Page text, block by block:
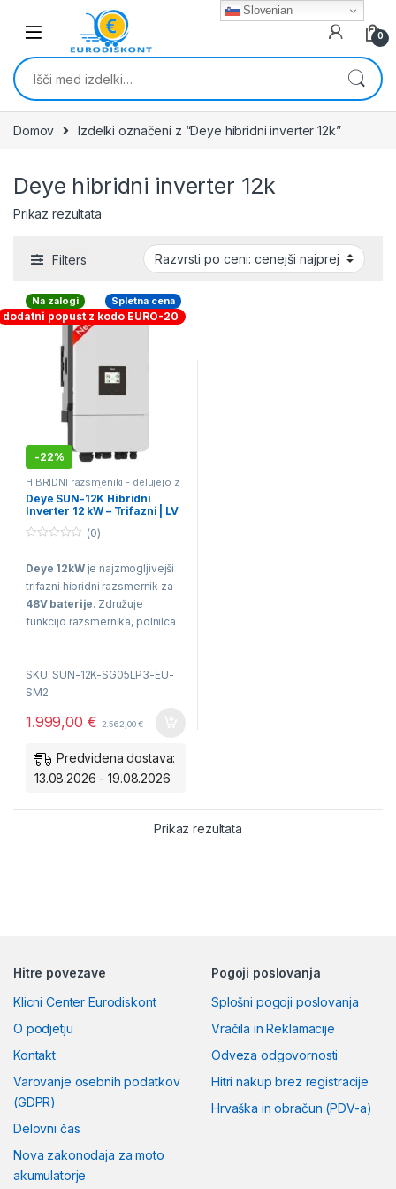
Skip to navigation
0
Išči:
Domov Izdelki označeni z “Deye hibridni inverter 12k”
Deye hibridni inverter 12k
Prikaz rezultata
Filters
Na zalogi
-22%
Spletna cena
dodatni popust z kodo EURO-20
HIBRIDNI razsmeniki - delujejo z
baterijami, Mrežni ON-GRID
Razsmerniki,Otočni OFF-GRID
Razsmerniki
Deye SUN-12K Hibridni
Inverter 12 kW – Trifazni | LV
EU-SM2
u
o
f
5
(0)
Deye 12kWje najzmogljivejši
trifazni hibridni razsmernik za
48V baterije. Združuje
funkcijo razsmernika, polnilca
Moč:12 kW (3-fazni).
cenovno ugodne 48V
Varnost:
preklop ob izpadu omrežja
100%
SKU: SUN-12K-SG05LP3-EU-
SM2
1.999,00 € 2.562,00€
Predvidena dostava:
13.08.2026 - 19.08.2026
Prikaz rezultata
Hitre povezave
Klicni Center Eurodiskont
O podjetju
Kontakt
Varovanje osebnih podatkov
(GDPR)
Delovni čas
Nova zakonodaja za moto
akumulatorje
Pogoji poslovanja
Splošni pogoji poslovanja
Vračila in Reklamacije
Odveza odgovornosti
Hitri nakup brez registracije
Hrvaška in obračun (PDV-a)
Slovenian